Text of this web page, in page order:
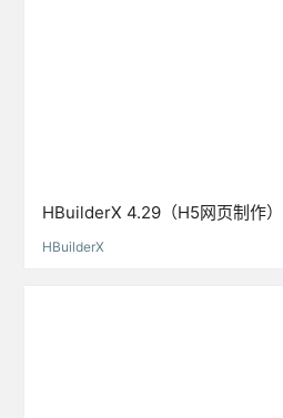
HBuilderX 4.29（H5网页制作）
HBuilderX